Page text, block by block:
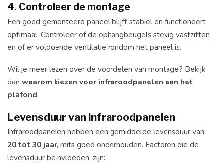
4. Controleer de montage
Een goed gemonteerd paneel blijft stabiel en functioneert
optimaal. Controleer of de ophangbeugels stevig vastzitten
en of er voldoende ventilatie rondom het paneel is.
Wil je meer lezen over de voordelen van montage? Bekijk
dan waarom kiezen voor infraroodpanelen aan het
plafond.
Levensduur van infraroodpanelen
Infraroodpanelen hebben een gemiddelde levensduur van
20 tot 30 jaar, mits goed onderhouden. Factoren die de
levensduur beïnvloeden, zijn: